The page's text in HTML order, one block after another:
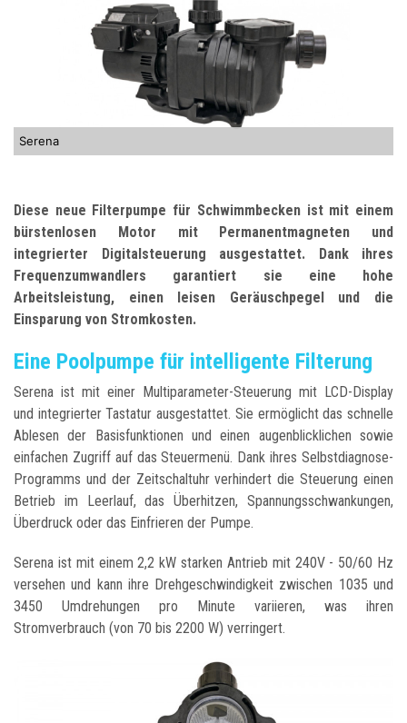
Serena
Diese neue Filterpumpe für Schwimmbecken ist mit einem
bürstenlosen Motor mit Permanentmagneten und
integrierter Digitalsteuerung ausgestattet. Dank ihres
Frequenzumwandlers garantiert sie eine hohe
Arbeitsleistung, einen leisen Geräuschpegel und die
Einsparung von Stromkosten.
Eine Poolpumpe für intelligente Filterung
Serena ist mit einer Multiparameter-Steuerung mit LCD-Display
und integrierter Tastatur ausgestattet. Sie ermöglicht das schnelle
Ablesen der Basisfunktionen und einen augenblicklichen sowie
einfachen Zugriff auf das Steuermenü. Dank ihres Selbstdiagnose-
Programms und der Zeitschaltuhr verhindert die Steuerung einen
Betrieb im Leerlauf, das Überhitzen, Spannungsschwankungen,
Überdruck oder das Einfrieren der Pumpe.
Serena ist mit einem 2,2 kW starken Antrieb mit 240V - 50/60 Hz
versehen und kann ihre Drehgeschwindigkeit zwischen 1035 und
3450 Umdrehungen pro Minute variieren, was ihren
Stromverbrauch (von 70 bis 2200 W) verringert.